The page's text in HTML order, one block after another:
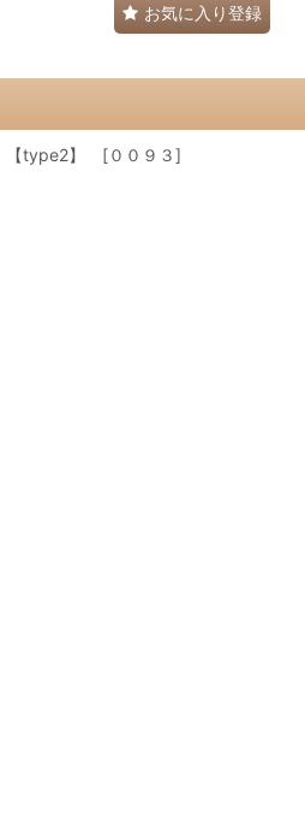
お気に入り登録
type2】 [００９３]